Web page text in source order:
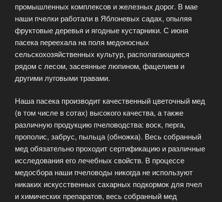
промышленных комплексов и железных дорог. В мае
наши пчелки работали в Яблоневых садах, опыляя
фруктовые деревья и ягодные кустарники. С июня
пасека переехала на поля медоносных
сельскохозяйственных культур, располагающиеся
рядом с лесом, засеянные люпином, фацелием и
другими луговыми травами.
Наша пасека производит качественный цветочный мед
(в том числе в сотах) высокого качества, а также
различную продукцию пчеловодства: воск, перга,
прополис, забрус, пыльца (обножка). Весь собранный
мед обязательно проходит сертификацию и различные
исследования его лечебных свойств. В процессе
медосбора наши пчеловоды никогда не используют
никаких искусственных сахарных подкормок для пчел
и химических препаратов, весь собранный мед